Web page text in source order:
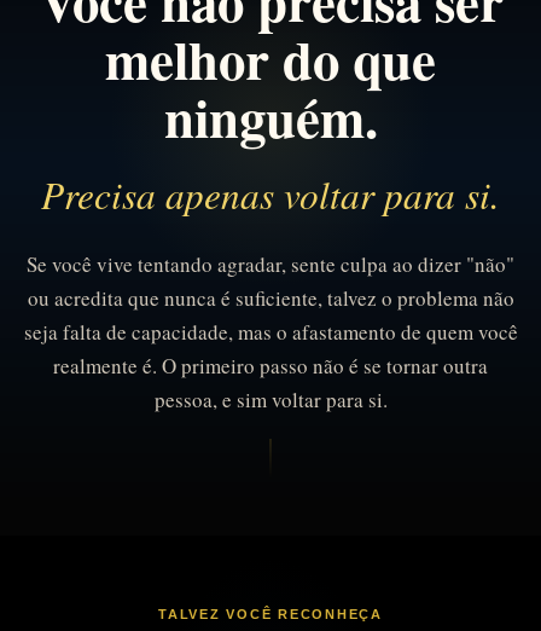
melhor do que
ninguém.
Precisa apenas voltar para si.
Se você vive tentando agradar, sente culpa ao dizer "não"
ou acredita que nunca é suficiente, talvez o problema não
seja falta de capacidade, mas o afastamento de quem você
realmente é. O primeiro passo não é se tornar outra
pessoa, e sim voltar para si.
TALVEZ VOCÊ RECONHEÇA